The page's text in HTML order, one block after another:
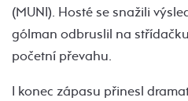
(MUNI). Hosté se snažili
gólman odbruslil na
početní převahu.
I konec zápasu přinesl